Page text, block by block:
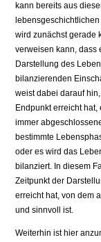
kann bereits aus
wird zunächst gerade
verweisen kann, dass
Darstellung des
bilanzierenden
weist dabei darauf
Endpunkt erreicht
immer
bestimmte
oder es wird das
bilanziert. In diesem
Zeitpunkt der
erreicht hat, von dem
und sinnvoll ist.
Weiterhin ist hier